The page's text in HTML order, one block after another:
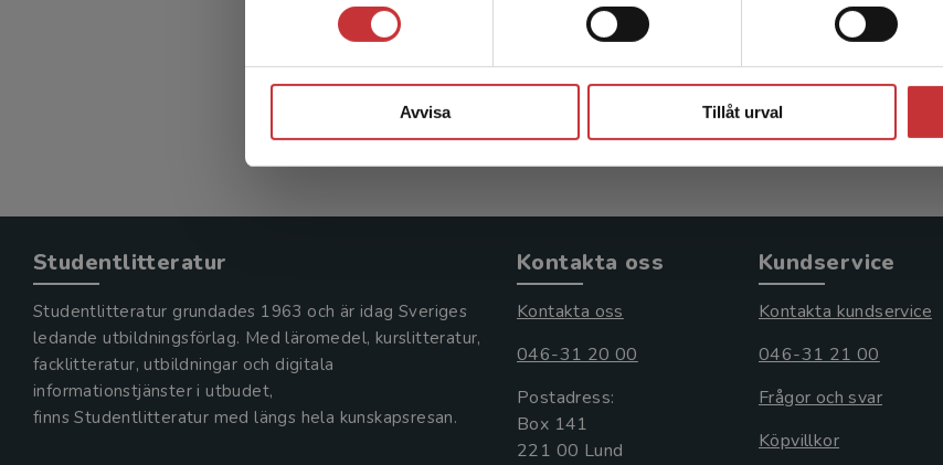
Avvisa Tillåt urval
Behndig, Annelie m.fl. (red.)
802 krinkl. moms
Exkl. moms: 757 kr
Behndig, Annelie m.fl.
1 261 krinkl. moms
Exkl. moms: 1 190 kr
Studentlitteratur
Studentlitteratur grundades 1963 och är idag Sveriges
ledande utbildningsförlag. Med läromedel, kurslitteratur,
facklitteratur, utbildningar och digitala
informationstjänster i utbudet,
finns Studentlitteratur med längs hela kunskapsresan.
Kontakta oss
Kontakta oss
046-31 20 00
Postadress:
Box 141
221 00 Lund
Kundservice
Kontakta kundservice
046-31 21 00
Frågor och svar
Köpvillkor